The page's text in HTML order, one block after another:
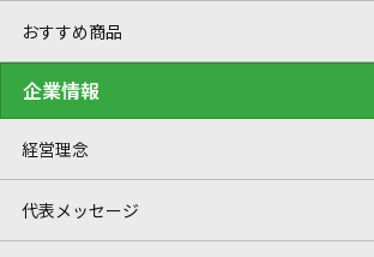
おすすめ商品
企業情報
経営理念
代表メッセージ